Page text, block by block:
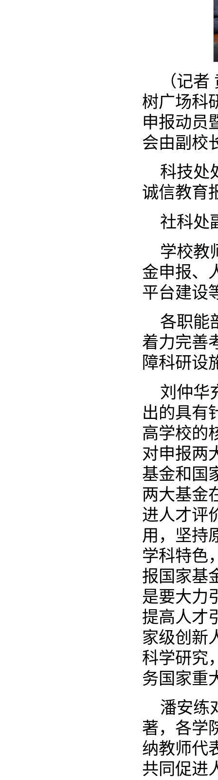
（记
树广场科
申报动员
会由副校
科技处
诚信教育
社科处
学校教
金申报、
平台建设
各职能
着力完善
障科研设
刘仲华
出的具有
高学校的
对申报两
基金和国
两大基金
进人才评
用，坚持
学科特色
报国家基
是要大力
提高人才
家级创新
科学研究
务国家重
潘安练
著，各学
纳教师代
共同促进